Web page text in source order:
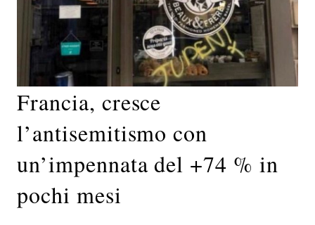
Francia, cresce
l’antisemitismo con
un’impennata del +74 % in
pochi mesi